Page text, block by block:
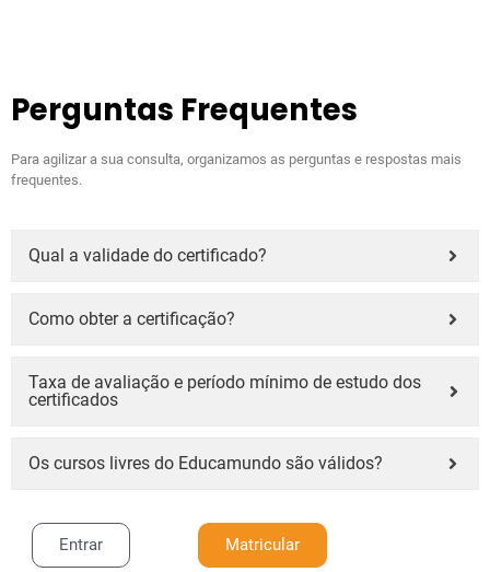
Perguntas Frequentes
Para agilizar a sua consulta, organizamos as perguntas e respostas mais
frequentes.
Qual a validade do certificado?
Como obter a certificação?
Taxa de avaliação e período mínimo de estudo dos
certificados
Os cursos livres do Educamundo são válidos?
Entrar Matricular